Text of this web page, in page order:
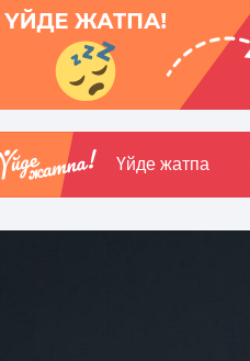
Үйде жатпа